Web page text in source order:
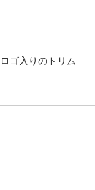
ゴ入りのトリム